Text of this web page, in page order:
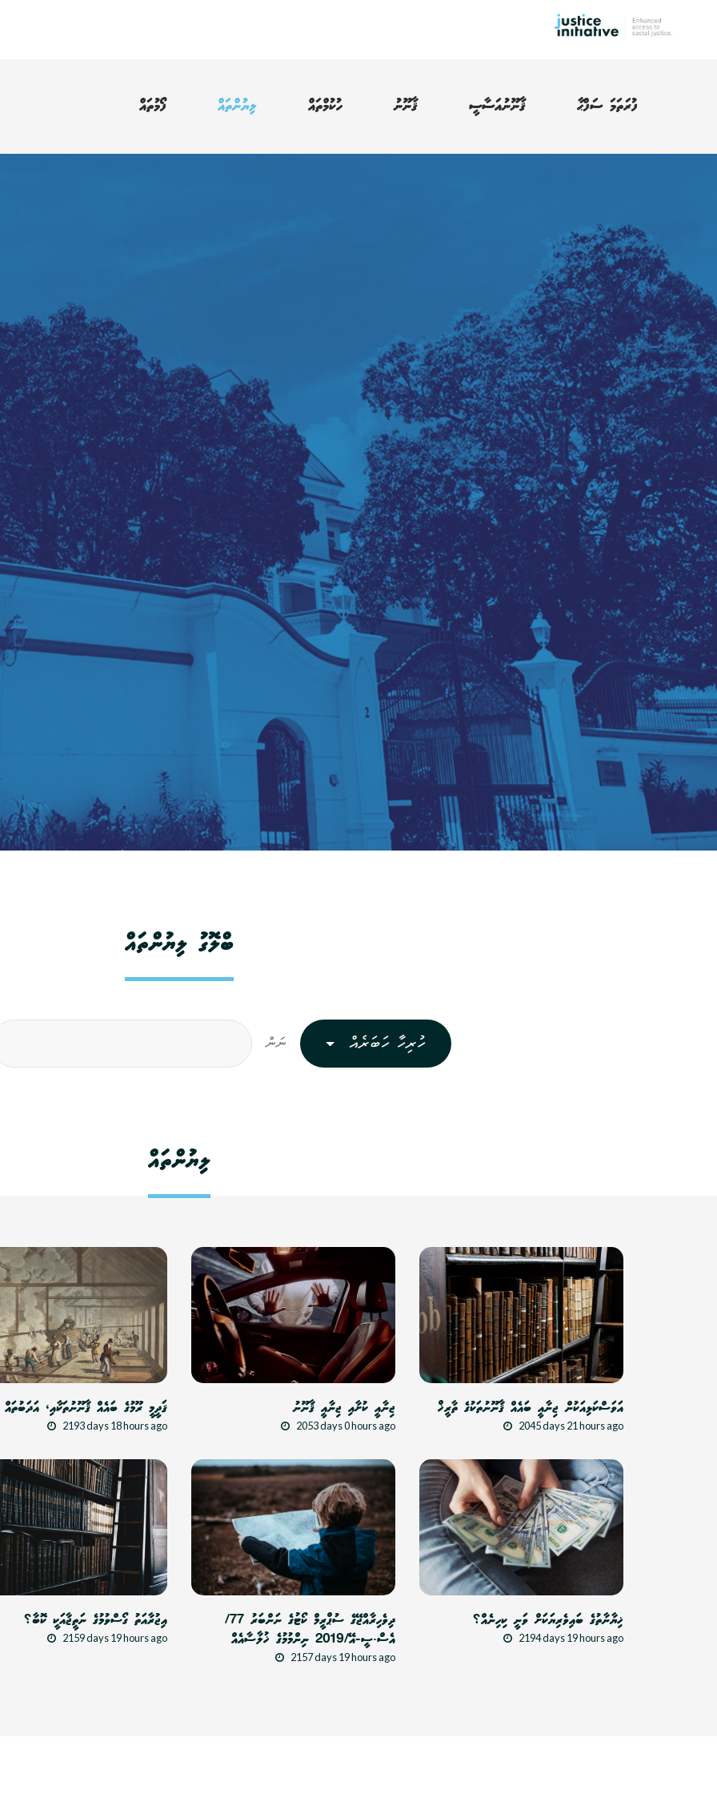
ފުރަތަމަ ސަފްޙާ ޤާނޫނުއަސާސީ ޤާނޫނު ހުކުމްތައް ލިޔުންތައް ފޯމުތައް
ބްލޮގު ލިޔުންތައް
ހުރިހާ ހަބަރެއް ނަން
ލިޔުންތައް
އަވަސްކަޅިއަކުން ޖިނާއީ ބައެއް ޤާނޫނުތަކުގެ ތާރީޚް
2045 days 21 hours ago
ޖިނާއީ ކުށާއި ޖިނާއީ ޤާނޫނު
2053 days 0 hours ago
ޤަދީމީ ރޫމުގެ ބައެއް ޤާނޫނުތަކާއި، އަދަބުތައް
2193 days 18 hours ago
ޚިޔާނާތުގެ ބައިވެރިޔަކަށް ވަނީ ކިހިނެއް؟
2194 days 19 hours ago
ދިވެހިރާއްޖޭގެ ސުޕްރީމް ކޯޓުގެ ނަންބަރު 77/
އެސް.ސީ-އޭ/2019 ނިންމުމުގެ ޚުލާސާއެއް
2157 days 19 hours ago
އިޖުރާއަތު ގޯސްވުމުގެ ނަތީޖާއަކީ ކޮބާ؟
2159 days 19 hours ago